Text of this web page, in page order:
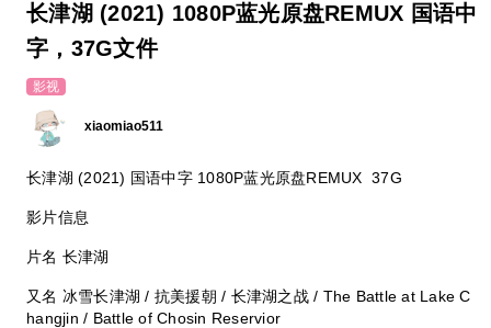
长津湖 (2021) 1080P蓝光原盘REMUX 国语中
字，37G文件
影视
xiaomiao511
长津湖 (2021) 国语中字 1080P蓝光原盘REMUX 37G
影片信息
片名 长津湖
又名 冰雪长津湖 / 抗美援朝 / 长津湖之战 / The Battle at Lake C
hangjin / Battle of Chosin Reservior